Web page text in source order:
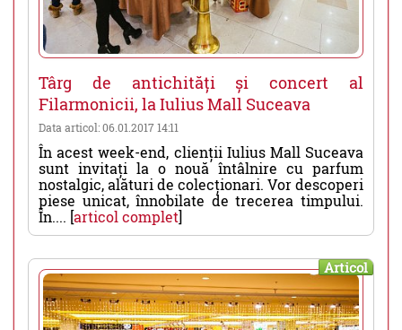
Târg de antichități și concert al
Filarmonicii, la Iulius Mall Suceava
Data articol: 06.01.2017 14:11
În acest week-end, clienții Iulius Mall Suceava
sunt invitați la o nouă întâlnire cu parfum
nostalgic, alături de colecționari. Vor descoperi
piese unicat, înnobilate de trecerea timpului.
În.... [articol complet]
Articol